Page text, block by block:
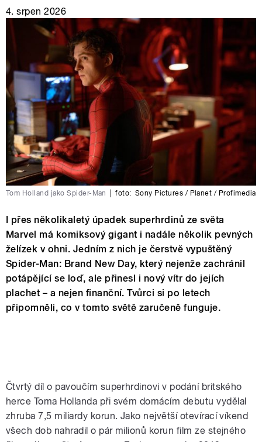
4. srpen 2026
Tom Holland jako Spider-Man foto: Sony Pictures / Planet / Profimedia
I přes několikaletý úpadek superhrdinů ze světa
Marvel má komiksový gigant i nadále několik pevných
želízek v ohni. Jedním z nich je čerstvě vypuštěný
Spider-Man: Brand New Day, který nejenže zachránil
potápějící se loď, ale přinesl i nový vítr do jejích
plachet – a nejen finanční. Tvůrci si po letech
připomněli, co v tomto světě zaručeně funguje.
Čtvrtý díl o pavoučím superhrdinovi v podání britského
herce Toma Hollanda při svém domácím debutu vydělal
zhruba 7,5 miliardy korun. Jako největší otevírací víkend
všech dob nahradil o pár milionů korun film ze stejného